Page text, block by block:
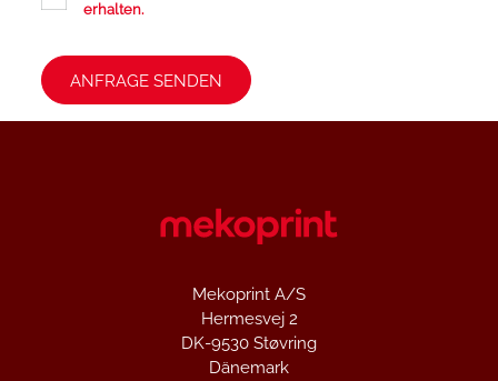
erhalten.
Mekoprint A/S
Hermesvej 2
DK-9530 Støvring
Dänemark